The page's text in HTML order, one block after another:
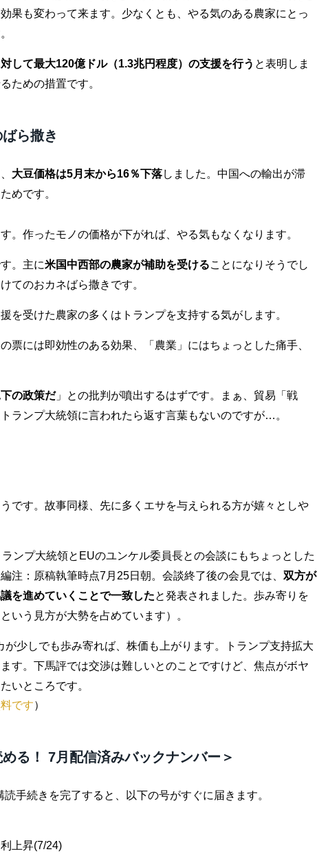
果も変わって来ます。少なくとも、やる気のある農家にとっ
して最大120億ドル（1.3兆円程度）の支援を行う と表明しま
ための措置です。
ら撒き
大豆価格は5月末から16％下落しました。中国への輸出が滞
めです。
。作ったモノの価格が下がれば、やる気もなくなります。
す。主に米国中西部の農家が補助を受けることになりそうでし
てのおカネばら撒きです。
を受けた農家の多くはトランプを支持する気がします。
票には即効性のある効果、「農業」にはちょっとした痛手、
の政策だ」との批判が噴出するはずです。まぁ、貿易「戦
ランプ大統領に言われたら返す言葉もないのですが…。
です。故事同様、先に多くエサを与えられる方が嬉々としや
ンプ大統領とEUのユンケル委員長との会談にもちょっとした
注：原稿執筆時点7月25日朝。会談終了後の会見では、 双方が
を進めていくことで一致したと発表されました。歩み寄りを
いう見方が大勢を占めています）。
少しでも歩み寄れば、株価も上がります。トランプ支持拡大
す。下馬評では交渉は難しいとのことですけど、焦点がボヤ
いところです。
です）
る！ 7月配信済みバックナンバー＞
手続きを完了すると、以下の号がすぐに届きます。
上昇(7/24)